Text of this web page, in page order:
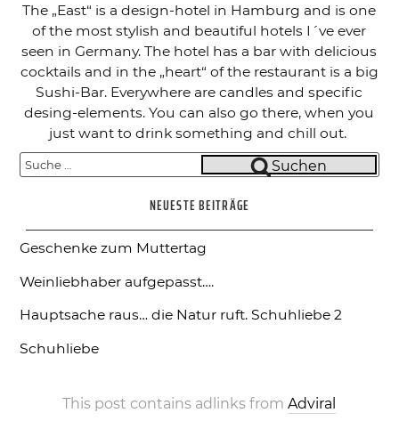
The „East“ is a design-hotel in Hamburg and is one
of the most stylish and beautiful hotels I´ve ever
seen in Germany. The hotel has a bar with delicious
cocktails and in the „heart“ of the restaurant is a big
Sushi-Bar. Everywhere are candles and specific
desing-elements. You can also go there, when you
just want to drink something and chill out.
Suche
nach:
Suchen
NEUESTE BEITRÄGE
Geschenke zum Muttertag
Weinliebhaber aufgepasst….
Hauptsache raus… die Natur ruft. Schuhliebe 2
Schuhliebe
This post contains adlinks fromAdviral